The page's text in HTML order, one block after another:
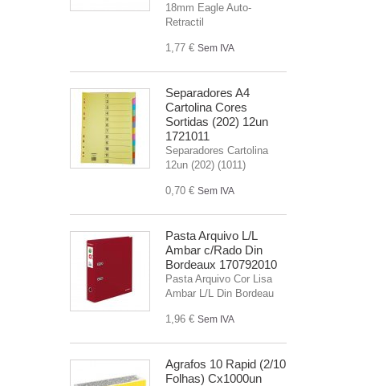
18mm Eagle Auto-
Retractil
1,77 € Sem IVA
Separadores A4
Cartolina Cores
Sortidas (202) 12un
1721011
Separadores Cartolina
12un (202) (1011)
0,70 € Sem IVA
Pasta Arquivo L/L
Ambar c/Rado Din
Bordeaux 170792010
Pasta Arquivo Cor Lisa
Ambar L/L Din Bordeau
1,96 € Sem IVA
Agrafos 10 Rapid (2/10
Folhas) Cx1000un